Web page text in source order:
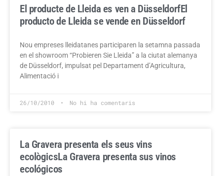
El producte de Lleida es ven a DüsseldorfEl
producto de Lleida se vende en Düsseldorf
Nou empreses lleidatanes participaren la setamna passada
en el showroom “Probieren Sie Lleida” a la ciutat alemanya
de Düsseldorf, impulsat pel Departament d’Agricultura,
Alimentació i
26/10/2010 No hi ha comentaris
La Gravera presenta els seus vins
ecològicsLa Gravera presenta sus vinos
ecológicos